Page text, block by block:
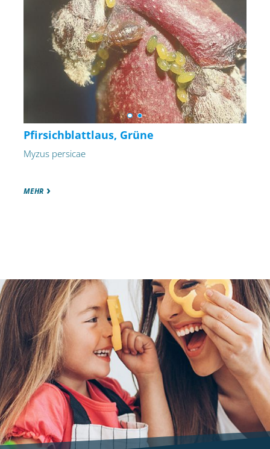
Pfirsichblattlaus, Grüne
Myzus persicae
MEHR